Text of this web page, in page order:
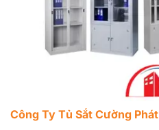
Công Ty Tủ Sắt Cường Phát